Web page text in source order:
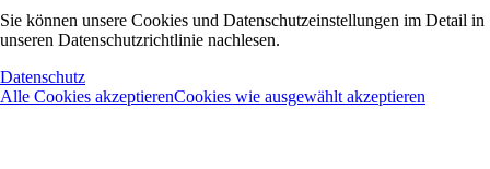
Sie können unsere Cookies und Datenschutzeinstellungen im Detail in
unseren Datenschutzrichtlinie nachlesen.
Datenschutz
Alle Cookies akzeptierenCookies wie ausgewählt akzeptieren